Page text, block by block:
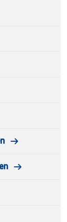
je ze het
aan